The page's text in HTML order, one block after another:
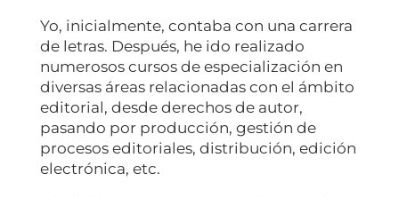
Yo, inicialmente, contaba con una carrera
de letras. Después, he ido realizado
numerosos cursos de especialización en
diversas áreas relacionadas con el ámbito
editorial, desde derechos de autor,
pasando por producción, gestión de
procesos editoriales, distribución, edición
electrónica, etc.